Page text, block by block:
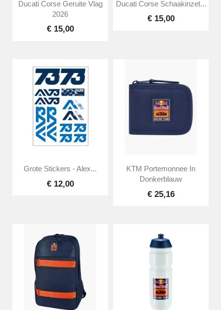
Ducati Corse Geruite Vlag
2026
€ 15,00
Ducati Corse Schaakinzet...
€ 15,00
Grote Stickers - Alex...
€ 12,00
KTM Portemonnee In
Donkerblauw
€ 25,16